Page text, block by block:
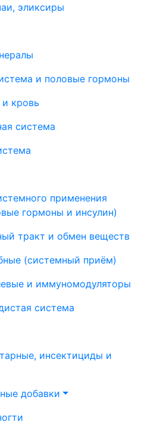
эликсиры
и половые гормоны
кровь
система
применения
гормоны и инсулин)
тракт и обмен веществ
(системный приём)
и иммуномодуляторы
система
инсектициды и
добавки